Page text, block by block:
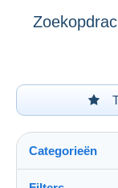
Categorieën